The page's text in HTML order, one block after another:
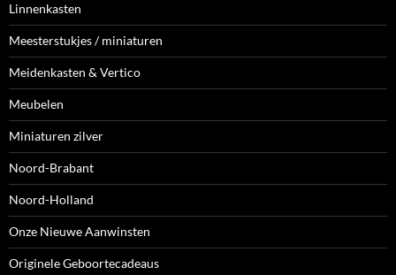
Linnenkasten
Meesterstukjes / miniaturen
Meidenkasten & Vertico
Meubelen
Miniaturen zilver
Noord-Brabant
Noord-Holland
Onze Nieuwe Aanwinsten
Originele Geboortecadeaus